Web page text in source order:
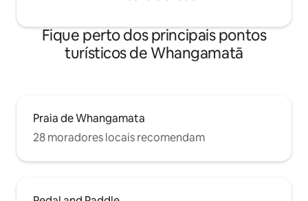
Fique perto dos principais pontos
turísticos de Whangamatā
Praia de Whangamata
28 moradores locais recomendam